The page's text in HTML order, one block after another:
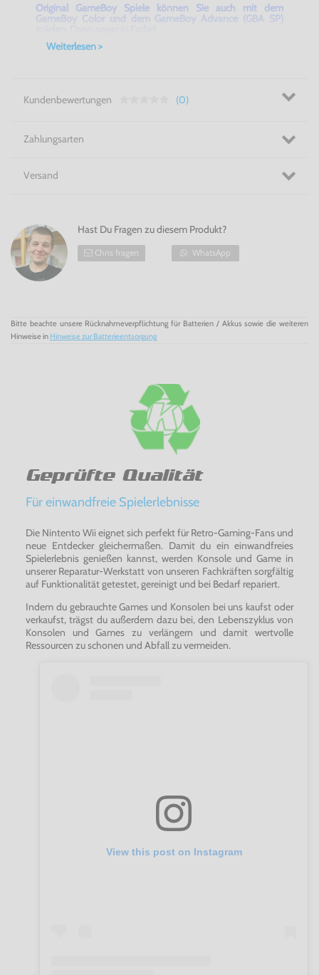
Original GameBoy Spiele können Sie auch mit dem
GameBoy Color und dem GameBoy Advance (GBA SP)
Weiterlesen >
Kundenbewertungen (0)
Zahlungsarten
Versand
Hast Du Fragen zu diesem Produkt?
Chris fragen WhatsApp
Bitte beachte unsere Rücknahmeverpflichtung für Batterien / Akkus sowie die weiteren
Hinweise in Hinweise zur Batterieentsorgung
Geprüfte Qualität
Für einwandfreie Spielerlebnisse
Die Nintento Wii eignet sich perfekt für Retro-Gaming-Fans und
neue Entdecker gleichermaßen. Damit du ein einwandfreies
Spielerlebnis genießen kannst, werden Konsole und Game in
unserer Reparatur-Werkstatt von unseren Fachkräften sorgfältig
auf Funktionalität getestet, gereinigt und bei Bedarf repariert.
Indem du gebrauchte Games und Konsolen bei uns kaufst oder
verkaufst, trägst du außerdem dazu bei, den Lebenszyklus von
Konsolen und Games zu verlängern und damit wertvolle
Ressourcen zu schonen und Abfall zu vermeiden.
View this post on Instagram